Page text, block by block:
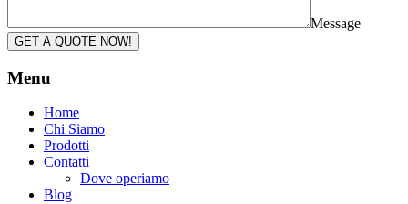
Message
GET A QUOTE NOW!
Menu
Home
Chi Siamo
Prodotti
Contatti
Dove operiamo
Blog